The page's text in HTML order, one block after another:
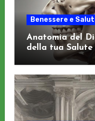
Benessere e
Anatomia del
della tua Salute